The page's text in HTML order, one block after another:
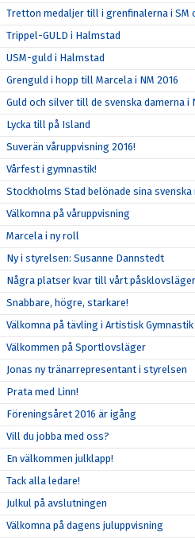
Tretton medaljer till i grenfinalerna i SM
Trippel-GULD i Halmstad
USM-guld i Halmstad
Grenguld i hopp till Marcela i NM 2016
Guld och silver till de svenska damerna i
Lycka till på Island
Suverän våruppvisning 2016!
Vårfest i gymnastik!
Stockholms Stad belönade sina svenska
Välkomna på våruppvisning
Marcela i ny roll
Ny i styrelsen: Susanne Dannstedt
Några platser kvar till vårt
Snabbare, högre, starkare!
Välkomna på tävling i Artistisk Gymnastik
Välkommen på Sportlovsläger
Jonas ny tränarrepresentant i styrelsen
Prata med Linn!
Föreningsåret 2016 är igång
Vill du jobba med oss?
En välkommen julklapp!
Tack alla ledare!
Julkul på avslutningen
Välkomna på dagens juluppvisning